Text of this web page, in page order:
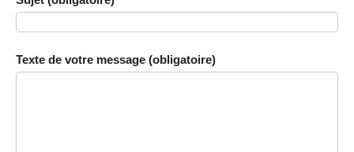
Texte de votre message (obligatoire)